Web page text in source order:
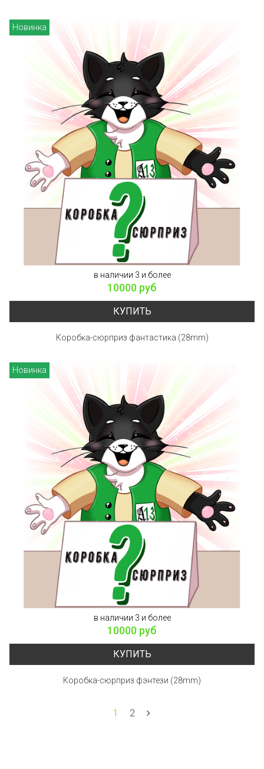
Новинка
в наличии 3 и более
10000 руб
КУПИТЬ
Коробка-сюрприз фантастика (28mm)
Новинка
в наличии 3 и более
10000 руб
КУПИТЬ
Коробка-сюрприз фэнтези (28mm)
1 2